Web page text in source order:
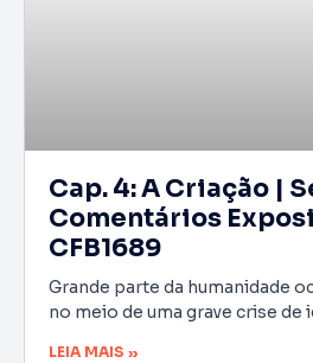
Cap. 4: A Criação |
Comentários
CFB1689
Grande parte da humanidade
no meio de uma grave crise de
LEIA MAIS »